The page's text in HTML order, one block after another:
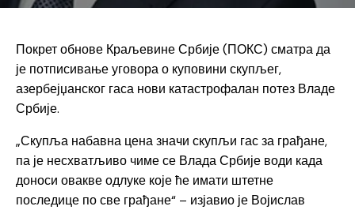
Покрет обнове Краљевине Србије (ПОКС) сматра да
је потписивање уговора о куповини скупљег,
азербејџанског гаса нови катастрофалан потез Владе
Србије.
„Скупља набавна цена значи скупљи гас за грађане,
па је несхватљиво чиме се Влада Србије води када
доноси овакве одлуке које ће имати штетне
последице по све грађане“ – изјавио је Војислав